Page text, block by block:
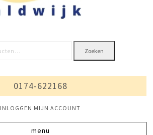
Zoeken
0174-622168
INLOGGEN MIJN ACCOUNT